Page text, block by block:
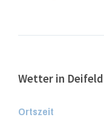
Wetter in Deifeld
Ortszeit